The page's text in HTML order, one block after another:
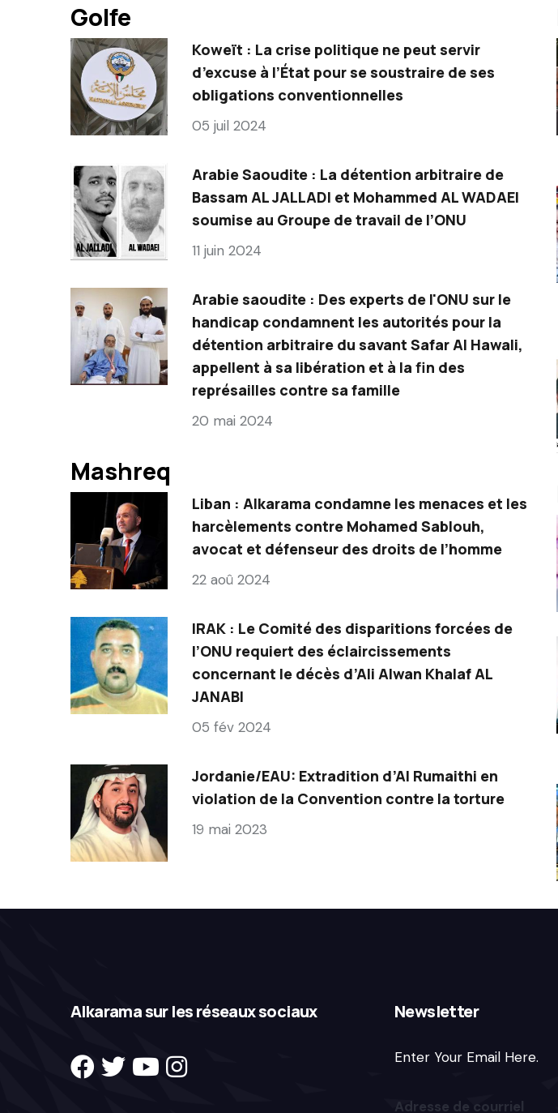
Golfe
Koweït : La crise politique ne peut servir
d’excuse à l’État pour se soustraire de ses
obligations conventionnelles
05 juil 2024
Arabie Saoudite : La détention arbitraire de
Bassam AL JALLADI et Mohammed AL WADAEI
soumise au Groupe de travail de l’ONU
11 juin 2024
Arabie saoudite : Des experts de l'ONU sur le
handicap condamnent les autorités pour la
détention arbitraire du savant Safar Al Hawali,
appellent à sa libération et à la fin des
représailles contre sa famille
20 mai 2024
Mashreq
Liban : Alkarama condamne les menaces et les
harcèlements contre Mohamed Sablouh,
avocat et défenseur des droits de l’homme
22 aoû 2024
IRAK : Le Comité des disparitions forcées de
l’ONU requiert des éclaircissements
concernant le décès d’Ali Alwan Khalaf AL
JANABI
05 fév 2024
Jordanie/EAU: Extradition d’Al Rumaithi en
violation de la Convention contre la torture
19 mai 2023
Alkarama sur les réseaux sociaux Newsletter
Enter Your Email Here.
Adresse de courriel